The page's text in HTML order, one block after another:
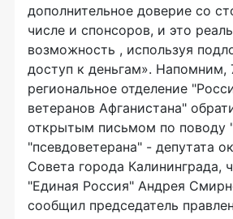
дополнительное доверие со
числе и спонсоров, и это
возможность , используя
доступ к деньгам». Напомним,
региональное отделение
ветеранов Афганистана"
открытым письмом по поводу
"псевдоветерана" - депутата
Совета города Калининграда,
"Единая Россия" Андрея
сообщил председатель